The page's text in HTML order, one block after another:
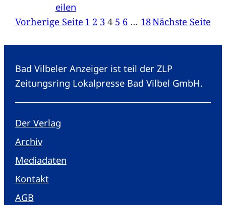
eilen
Vorherige Seite 1 2 3 4 5 6 … 18Nächste Seite
Bad Vilbeler Anzeiger ist teil der ZLP
Zeitungsring Lokalpresse Bad Vilbel GmbH.
Der Verlag
Archiv
Mediadaten
Kontakt
AGB